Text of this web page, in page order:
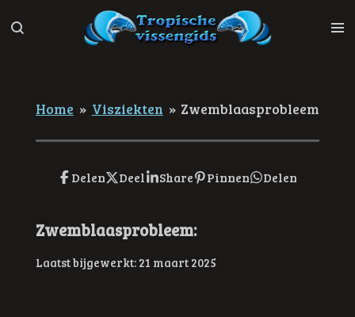
direct
Home » Visziekten » Zwemblaasprobleem
Delen Deel Share Pinnen Delen
Zwemblaasprobleem:
Laatst bijgewerkt: 21 maart 2025